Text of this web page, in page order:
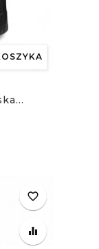
favorite_border
equalizer